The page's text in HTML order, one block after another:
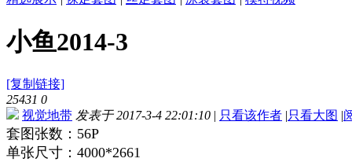
小鱼2014-3
[复制链接]
25431 0
视觉地带 发表于 2017-3-4 22:01:10 | 只看该作者 |只看大图 |
套图张数：56P
单张尺寸：4000*2661